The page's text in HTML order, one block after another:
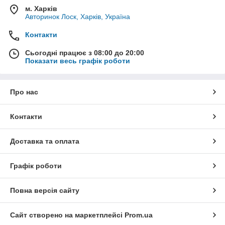
м. Харків
Авторинок Лоск, Харків, Україна
Контакти
Сьогодні працює з 08:00 до 20:00
Показати весь графік роботи
Про нас
Контакти
Доставка та оплата
Графік роботи
Повна версія сайту
Сайт створено на маркетплейсі Prom.ua